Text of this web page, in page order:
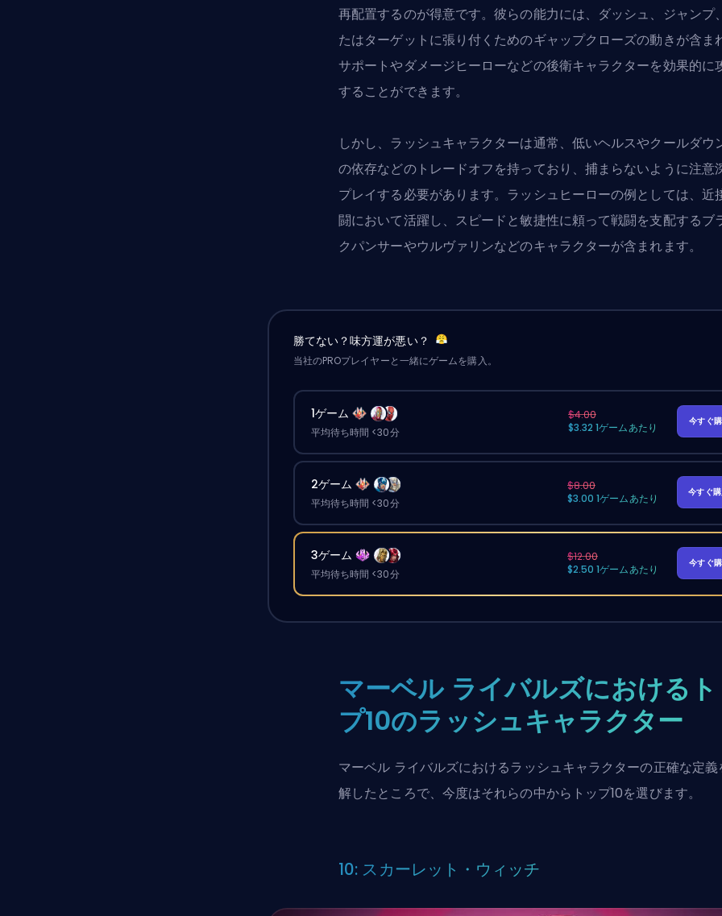
再配置するのが得意です。彼らの能力には、ダッシュ、ジャンプ
たはターゲットに張り付くためのギャップクローズの動きが含ま
サポートやダメージヒーローなどの後衛キャラクターを効果的に
することができます。
しかし、ラッシュキャラクターは通常、低いヘルスやクールダウ
の依存などのトレードオフを持っており、捕まらないように注意
プレイする必要があります。ラッシュヒーローの例としては、近
闘において活躍し、スピードと敏捷性に頼って戦闘を支配するブ
クパンサーやウルヴァリンなどのキャラクターが含まれます。
勝てない？味方運が悪い？
当社のPROプレイヤーと一緒にゲームを購入。
1ゲーム
平均待ち時間 <30分
$4.00
$3.32 1ゲームあたり
今すぐ
2ゲーム
平均待ち時間 <30分
$8.00
$3.00 1ゲームあたり
今すぐ
3ゲーム
平均待ち時間 <30分
$12.00
$2.50 1ゲームあたり
今すぐ
マーベル ライバルズにおける
プ10のラッシュキャラクター
マーベル ライバルズにおけるラッシュキャラクターの正確な定義
解したところで、今度はそれらの中からトップ10を選びます。
10: スカーレット・ウィッチ